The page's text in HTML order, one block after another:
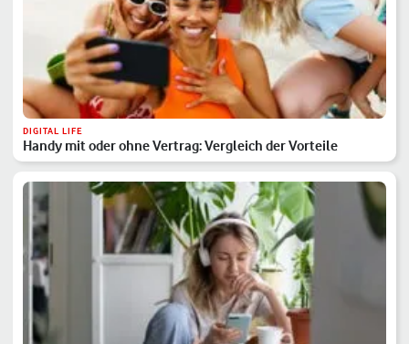
DIGITAL LIFE
Handy mit oder ohne Vertrag: Vergleich der Vorteile